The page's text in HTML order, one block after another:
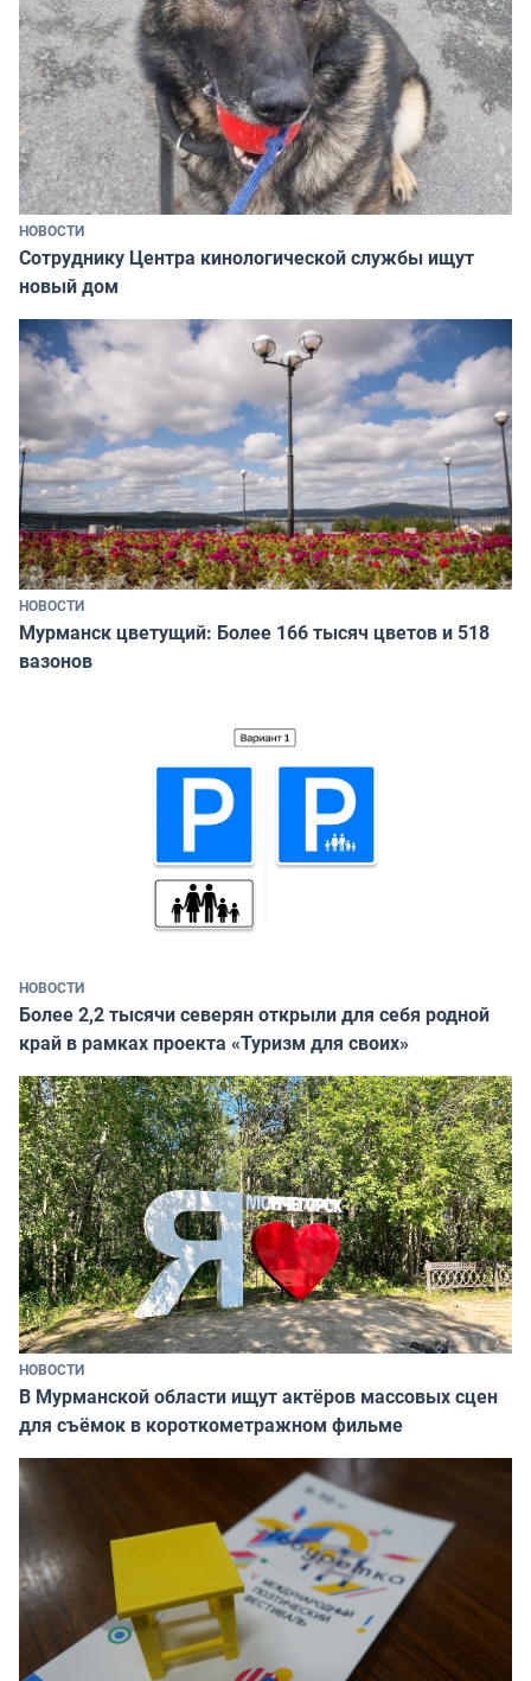
НОВОСТИ
Сотруднику Центра кинологической службы ищут
новый дом
НОВОСТИ
Мурманск цветущий: Более 166 тысяч цветов и 518
вазонов
НОВОСТИ
Более 2,2 тысячи северян открыли для себя родной
край в рамках проекта «Туризм для своих»
НОВОСТИ
В Мурманской области ищут актёров массовых сцен
для съёмок в короткометражном фильме